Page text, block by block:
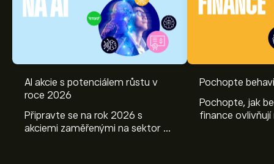
AI akcie s potenciálem růstu v
roce 2026
Připravte se na rok 2026 s
akciemi zaměřenými na sektor AI.
Pochopte
Pochopte, jak
finance